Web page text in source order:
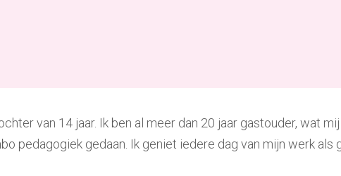
van 14 jaar. Ik ben al meer dan 20 jaar gastouder, wat
pedagogiek gedaan. Ik geniet iedere dag van mijn werk als